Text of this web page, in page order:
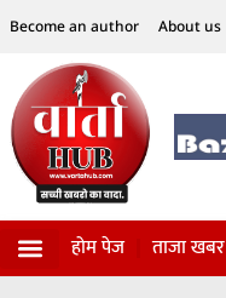
Become an author About us
होम पेज ताजा खबर